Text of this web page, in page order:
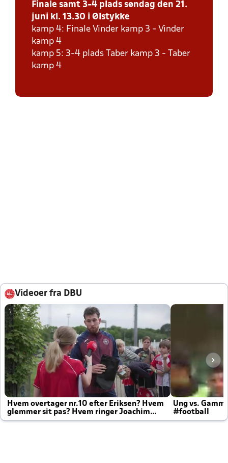
Finale samt 3-4 plads søndag den 21.
juni kl. 13.30 i Ølstykke
kamp 4: Finale Vinder kamp 3 - Vinder
kamp 4
kamp 5: 3-4 plads Taber kamp 3 - Taber
kamp 4
Videoer fra DBU
Hvem overtager nr.10 efter Eriksen? Hvem
glemmer sit pas? Hvem ringer Joachim
altid til efter kampe?
Ung vs.
#football